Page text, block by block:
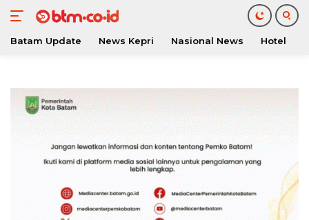
konten
Batam Update News Kepri Nasional News Hotel